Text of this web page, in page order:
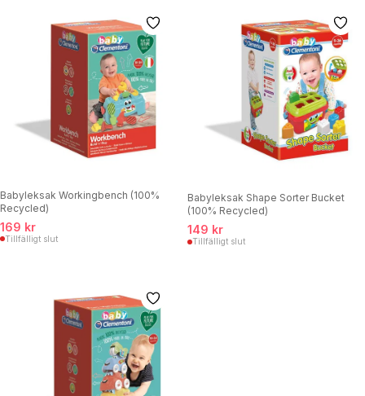
Babyleksak Workingbench (100%
Recycled)
169 kr
Tillfälligt slut
Babyleksak Shape Sorter Bucket
(100% Recycled)
149 kr
Tillfälligt slut